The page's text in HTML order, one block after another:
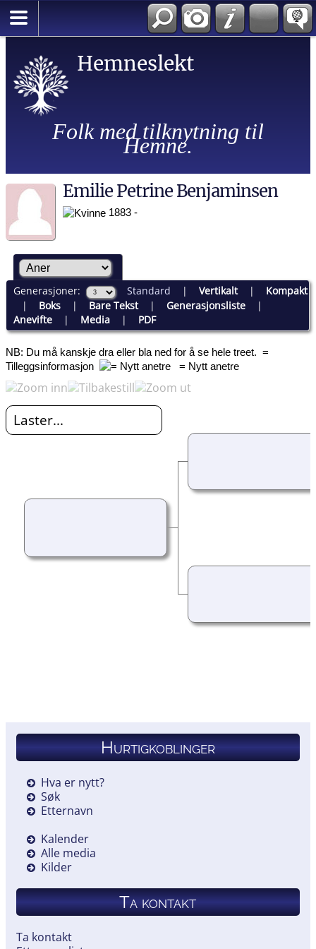
Hemneslekt
Folk med tilknytning til
Hemne.
Emilie Petrine Benjaminsen
1883 -
Generasjoner: Standard | Vertikalt| Kompakt
| Boks| Bare Tekst| Generasjonsliste|
Anevifte| Media| PDF
NB: Du må kanskje dra eller bla ned for å se hele treet. =
Tilleggsinformasjon
= Nytt anetre
Laster...
Hurtigkoblinger
Hva er nytt?
Søk
Etternavn
Kalender
Alle media
Kilder
Ta kontakt
Ta kontakt